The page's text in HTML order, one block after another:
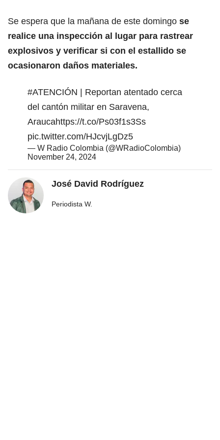
Se espera que la mañana de este domingo se
realice una inspección al lugar para rastrear
explosivos y verificar si con el estallido se
ocasionaron daños materiales.
#ATENCIÓN | Reportan atentado cerca
del cantón militar en Saravena,
Araucahttps://t.co/Ps03f1s3Ss
pic.twitter.com/HJcvjLgDz5
— W Radio Colombia (@WRadioColombia)
November 24, 2024
José David Rodríguez
Periodista W.